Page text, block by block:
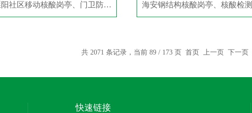
溧阳社区移动核酸岗亭、门卫防疫岗亭定制
共 2071 条记录，当前 89 / 173 页 首页 上一页 下一页
快速链接